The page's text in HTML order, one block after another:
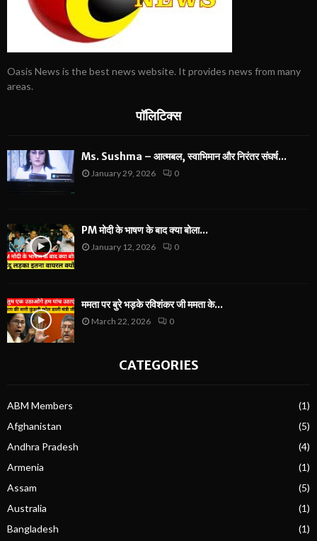
Oasis News is the best news website. It provides news from many
areas.
पॉलिटिक्स
Ms. Sushma – आत्मबल, स्वाभिमान और निरंतर संघर्ष...
January 29, 2026 0
PM मोदी के भाषण के बाद क्या बोला...
January 12, 2026 0
ममता पर बुरे भड़के रविशंकर जी ममता के...
March 22, 2026 0
CATEGORIES
ABM Members
(1)
Afghanistan
(5)
Andhra Pradesh
(4)
Armenia
(1)
Assam
(5)
Australia
(1)
Bangladesh
(1)